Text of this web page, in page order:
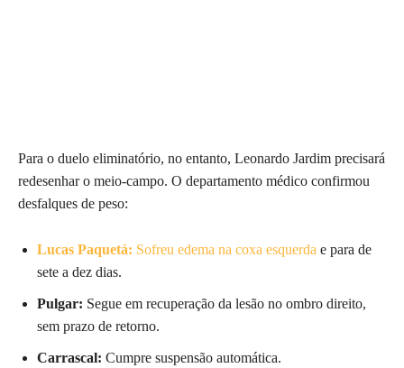
Para o duelo eliminatório, no entanto, Leonardo Jardim precisará
redesenhar o meio-campo. O departamento médico confirmou
desfalques de peso:
Lucas Paquetá: Sofreu edema na coxa esquerda e para de
sete a dez dias.
Pulgar: Segue em recuperação da lesão no ombro direito,
sem prazo de retorno.
Carrascal: Cumpre suspensão automática.